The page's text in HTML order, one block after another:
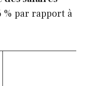
% par rapport à